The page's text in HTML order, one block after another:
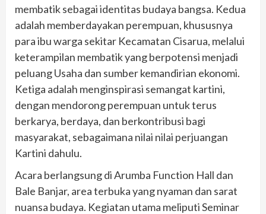
membatik sebagai identitas budaya bangsa. Kedua
adalah memberdayakan perempuan, khususnya
para ibu warga sekitar Kecamatan Cisarua, melalui
keterampilan membatik yang berpotensi menjadi
peluang Usaha dan sumber kemandirian ekonomi.
Ketiga adalah menginspirasi semangat kartini,
dengan mendorong perempuan untuk terus
berkarya, berdaya, dan berkontribusi bagi
masyarakat, sebagaimana nilai nilai perjuangan
Kartini dahulu.
Acara berlangsung di Arumba Function Hall dan
Bale Banjar, area terbuka yang nyaman dan sarat
nuansa budaya. Kegiatan utama meliputi Seminar